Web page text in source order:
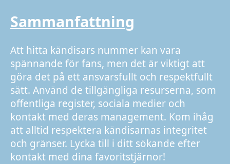
Sammanfattning
Att hitta kändisars nummer kan vara
spännande för fans, men det är viktigt att
göra det på ett ansvarsfullt och respektfullt
sätt. Använd de tillgängliga resurserna, som
offentliga register, sociala medier och
kontakt med deras management. Kom ihåg
att alltid respektera kändisarnas integritet
och gränser. Lycka till i ditt sökande efter
kontakt med dina favoritstjärnor!